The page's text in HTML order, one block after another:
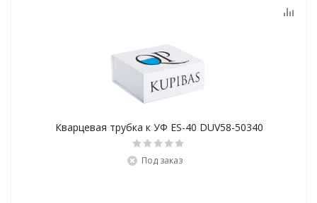
Кварцевая трубка к УФ ES-40 DUV58-50340
Под заказ